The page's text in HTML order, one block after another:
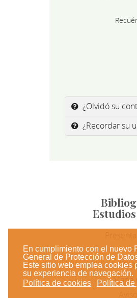
En cumplimiento con el nuevo
General de Protección de
Este sitio web emplea cookies
su experiencia de navegación.
Política de cookies
Política de
¿Olvidó su
¿Recordar su
Mapa